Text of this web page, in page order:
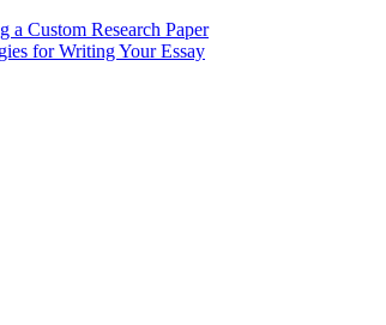
a Custom Research Paper
for Writing Your Essay